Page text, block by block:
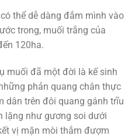
thể dễ dàng đắm mình vào
trong, muối trắng của
120ha.
muối đã một đời là kế sinh
phản quang chân thực
dân trên đôi quang gánh trĩu
lặng như gương soi dưới
vị mặn mòi thắm đượm